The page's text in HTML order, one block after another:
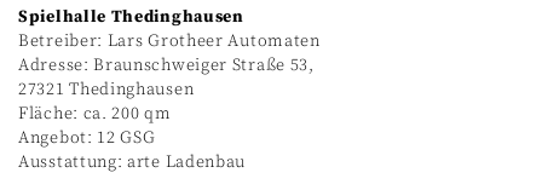
Spielhalle Thedinghausen
Betreiber: Lars Grotheer Automaten
Adresse: Braunschweiger Straße 53,
27321 Thedinghausen
Fläche: ca. 200 qm
Angebot: 12 GSG
Ausstattung: arte Ladenbau